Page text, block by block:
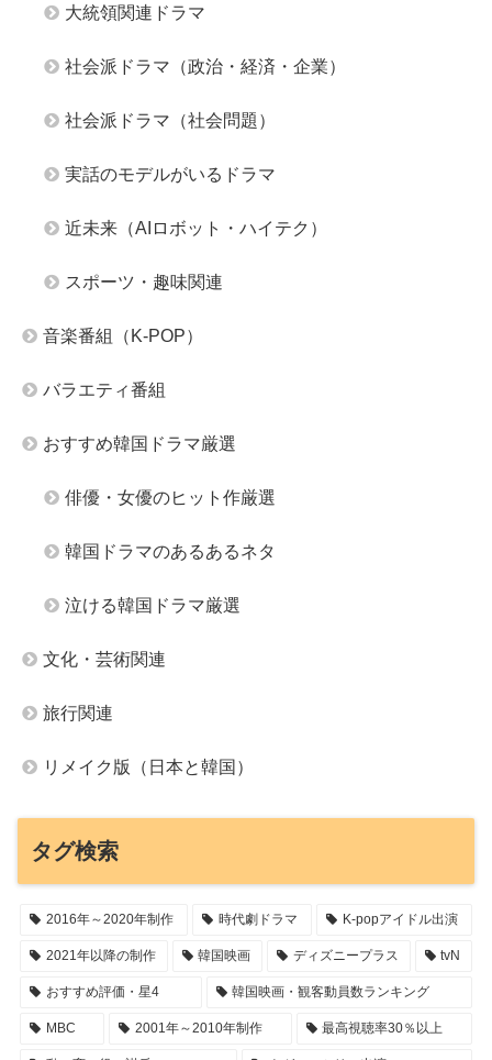
大統領関連ドラマ
社会派ドラマ（政治・経済・企業）
社会派ドラマ（社会問題）
実話のモデルがいるドラマ
近未来（AIロボット・ハイテク）
スポーツ・趣味関連
音楽番組（K-POP）
バラエティ番組
おすすめ韓国ドラマ厳選
俳優・女優のヒット作厳選
韓国ドラマのあるあるネタ
泣ける韓国ドラマ厳選
文化・芸術関連
旅行関連
リメイク版（日本と韓国）
タグ検索
2016年～2020年制作 時代劇ドラマ K-popアイドル出演
2021年以降の制作 韓国映画 ディズニープラス tvN
おすすめ評価・星4 韓国映画・観客動員数ランキング
MBC 2001年～2010年制作 最高視聴率30％以上